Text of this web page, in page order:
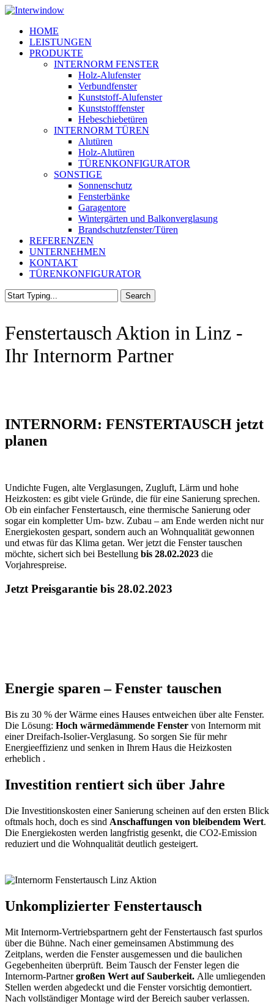
Skip
main
content
Menu
HOME
LEISTUNGEN
PRODUKTE
INTERNORM FENSTER
Holz-Alufenster
Verbundfenster
Kunststoff-Alufenster
Kunststofffenster
Hebeschiebetüren
INTERNORM TÜREN
Alutüren
Holz-Alutüren
TÜRENKONFIGURATOR
SONSTIGE
Sonnenschutz
Fensterbänke
Garagentore
Wintergärten und Balkonverglasung
Brandschutzfenster/Türen
REFERENZEN
UNTERNEHMEN
KONTAKT
TÜRENKONFIGURATOR
Search
Fenstertausch Aktion in Linz -
Ihr Internorm Partner
INTERNORM: FENSTERTAUSCH jetzt
planen
Undichte Fugen, alte Verglasungen, Zugluft, Lärm und hohe
Heizkosten: es gibt viele Gründe, die für eine Sanierung sprechen.
Ob ein einfacher Fenstertausch, eine thermische Sanierung oder
sogar ein kompletter Um- bzw. Zubau – am Ende werden nicht nur
Energiekosten gespart, sondern auch an Wohnqualität gewonnen
und etwas für das Klima getan. Wer jetzt die Fenster tauschen
möchte, sichert sich bei Bestellung bis 28.02.2023 die
Vorjahrespreise.
Jetzt Preisgarantie bis 28.02.2023
Energie sparen – Fenster tauschen
Bis zu 30 % der Wärme eines Hauses entweichen über alte Fenster.
Die Lösung: Hoch wärmedämmende Fenster von Internorm mit
einer Dreifach-Isolier-Verglasung. So sorgen Sie für mehr
Energieeffizienz und senken in Ihrem Haus die Heizkosten
erheblich .
Investition rentiert sich über Jahre
Die Investitionskosten einer Sanierung scheinen auf den ersten Blick
oftmals hoch, doch es sind Anschaffungen von bleibendem Wert.
Die Energiekosten werden langfristig gesenkt, die CO2-Emission
reduziert und die Wohnqualität deutlich gesteigert.
Unkomplizierter Fenstertausch
Mit Internorm-Vertriebspartnern geht der Fenstertausch fast spurlos
über die Bühne. Nach einer gemeinsamen Abstimmung des
Zeitplans, werden die Fenster ausgemessen und die baulichen
Gegebenheiten überprüft. Beim Tausch der Fenster legen die
Internorm-Partnergroßen Wert auf Sauberkeit. Alle umliegenden
Stellen werden abgedeckt und die Fenster vorsichtig demontiert.
Nach vollständiger Montage wird der Bereich sauber verlassen.